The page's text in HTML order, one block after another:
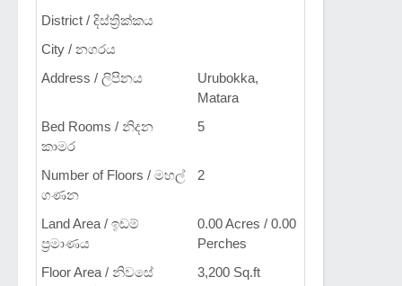
District / දිස්ත්‍රික්කය
City / නගරය
Address / ලිපිනය
Urubokka,
Matara
Bed Rooms / නිදන
කාමර
5
Number of Floors / මහල්
ගණන
2
Land Area / ඉඩම්
ප්‍රමාණය
0.00 Acres / 0.00
Perches
Floor Area / නිවසේ
3,200 Sq.ft